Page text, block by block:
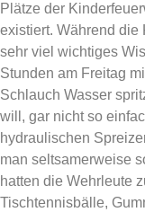
Plätze der
existiert. Während die
sehr viel wichtiges
Stunden am Freitag
Schlauch Wasser
will, gar nicht so
hydraulischen
man seltsamerweise
hatten die Wehrleute
Tischtennisbälle,